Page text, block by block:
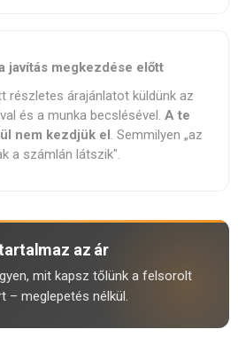
javítás megkezdése előtt
részletes árajánlatot küldünk az
és a munka becslésével. A te
nem kezdjük el. Semmilyen „az
a számlán látszik".
az ár
mit kapsz tőlünk a felsorolt
– meglepetés nélkül.